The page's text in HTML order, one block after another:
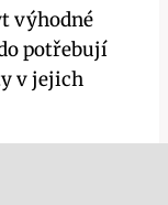
výhodné
potřebují
v jejich